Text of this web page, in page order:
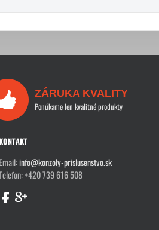
ZÁRUKA KVALITY
Ponúkame len kvalitné produkty
Email:info@konzoly-prislusenstvo.sk
+420 739 616 508